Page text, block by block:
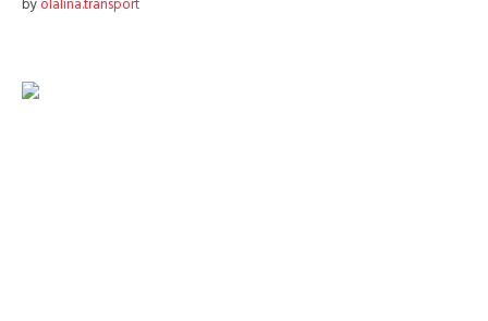
byolalina.transport